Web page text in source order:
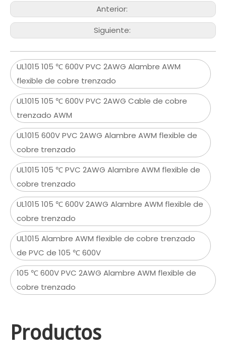
Anterior:
Siguiente:
UL1015 105 ℃ 600V PVC 2AWG Alambre AWM
flexible de cobre trenzado
UL1015 105 ℃ 600V PVC 2AWG Cable de cobre
trenzado AWM
UL1015 600V PVC 2AWG Alambre AWM flexible de
cobre trenzado
UL1015 105 ℃ PVC 2AWG Alambre AWM flexible de
cobre trenzado
UL1015 105 ℃ 600V 2AWG Alambre AWM flexible de
cobre trenzado
UL1015 Alambre AWM flexible de cobre trenzado
de PVC de 105 ℃ 600V
105 ℃ 600V PVC 2AWG Alambre AWM flexible de
cobre trenzado
Productos